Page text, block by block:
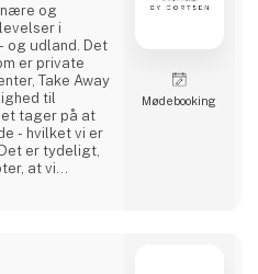
med
og
i
og udland. Det
er private
Take Away
til
tager på at
- hvilket vi er
er tydeligt,
at vi
Møde­booking